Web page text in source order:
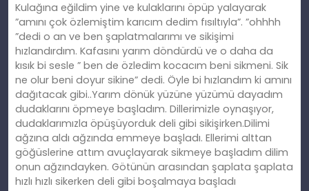
Kulağına eğildim yine ve kulaklarını öpüp yalayarak
”amını çok özlemiştim karıcım dedim fısıltıyla”. ”ohhhh
”dedi o an ve ben şaplatmalarımı ve sikişimi
hızlandırdım. Kafasını yarım döndürdü ve o daha da
kısık bi sesle ” ben de özledim kocacım beni sikmeni. Sik
ne olur beni doyur sikine” dedi. Öyle bi hızlandım ki amını
dağıtacak gibi..Yarım dönük yüzüne yüzümü dayadım
dudaklarını öpmeye başladım. Dillerimizle oynaşıyor,
dudaklarımızla öpüşüyorduk deli gibi sikişirken.Dilimi
ağzına aldı ağzında emmeye başladı. Ellerimi alttan
göğüslerine attım avuçlayarak sikmeye başladım dilim
onun ağzındayken. Götünün arasından şaplata şaplata
hızlı hızlı sikerken deli gibi boşalmaya başladı